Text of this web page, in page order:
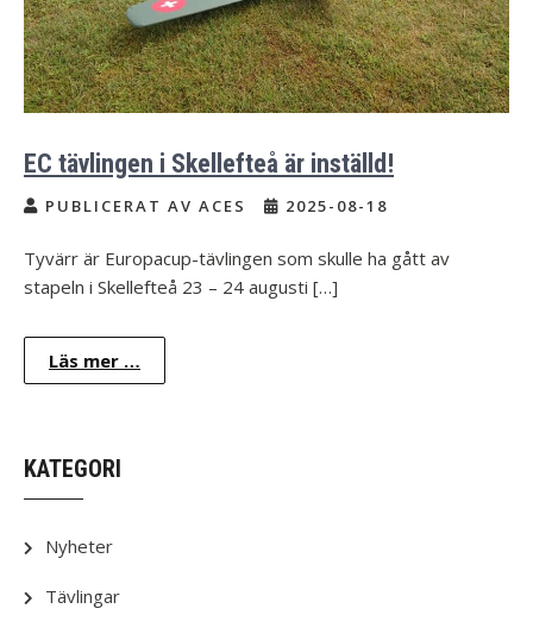
EC tävlingen i Skellefteå är inställd!
PUBLICERAT AV ACES 2025-08-18
Tyvärr är Europacup-tävlingen som skulle ha gått av
stapeln i Skellefteå 23 – 24 augusti […]
Läs mer …
KATEGORI
Nyheter
Tävlingar